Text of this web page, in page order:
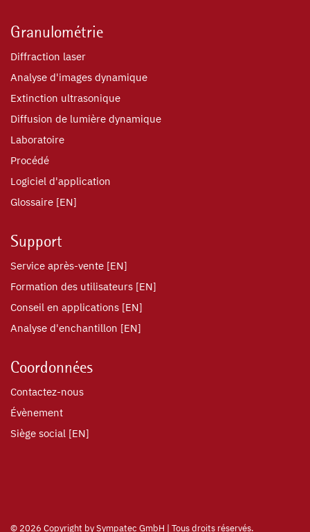
Granulométrie
Diffraction laser
Analyse d'images dynamique
Extinction ultrasonique
Diffusion de lumière dynamique
Laboratoire
Procédé
Logiciel d'application
Glossaire [EN]
Support
Service après-vente [EN]
Formation des utilisateurs [EN]
Conseil en applications [EN]
Analyse d'enchantillon [EN]
Coordonnées
Contactez-nous
Évènement
Siège social [EN]
© 2026 Copyright by Sympatec GmbH | Tous droits réservés.